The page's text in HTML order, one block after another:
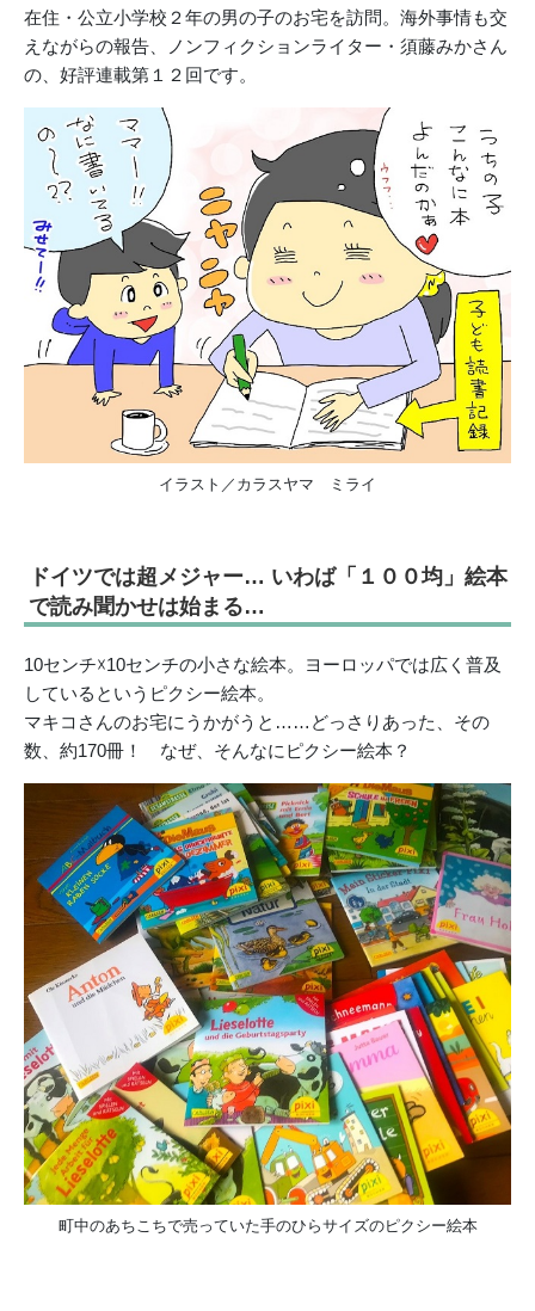
在住・公立小学校２年の男の子のお宅を訪問。海外事情も交
えながらの報告、ノンフィクションライター・須藤みかさん
の、好評連載第１２回です。
イラスト／カラスヤマ ミライ
ドイツでは超メジャー… いわば「１００均」絵本
で読み聞かせは始まる…
10センチ☓10センチの小さな絵本。ヨーロッパでは広く普及
しているというピクシー絵本。
マキコさんのお宅にうかがうと……どっさりあった、その
数、約170冊！ なぜ、そんなにピクシー絵本？
町中のあちこちで売っていた手のひらサイズのピクシー絵本